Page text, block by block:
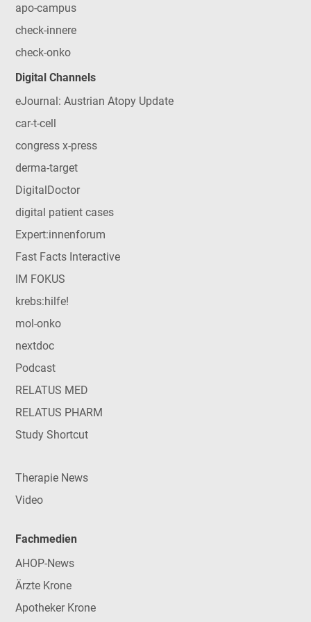
apo-campus
check-innere
check-onko
Digital Channels
eJournal: Austrian Atopy Update
car-t-cell
congress x-press
derma-target
DigitalDoctor
digital patient cases
Expert:innenforum
Fast Facts Interactive
IM FOKUS
krebs:hilfe!
mol-onko
nextdoc
Podcast
RELATUS MED
RELATUS PHARM
Study Shortcut
Therapie News
Video
Fachmedien
AHOP-News
Ärzte Krone
Apotheker Krone